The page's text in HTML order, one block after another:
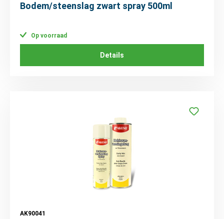
Bodem/steenslag zwart spray 500ml
Op voorraad
Details
AK90041